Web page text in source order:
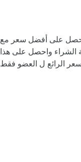
الشراء واحصل على هذا